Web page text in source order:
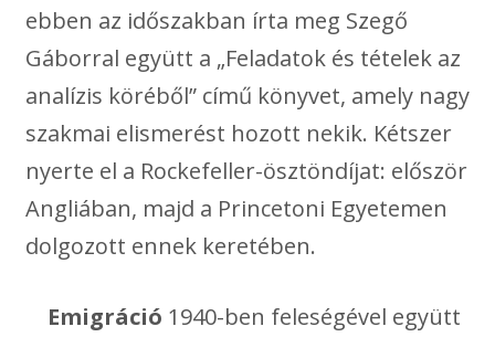
ebben az időszakban írta meg Szegő
Gáborral együtt a „Feladatok és tételek az
analízis köréből” című könyvet, amely nagy
szakmai elismerést hozott nekik. Kétszer
nyerte el a Rockefeller-ösztöndíjat: először
Angliában, majd a Princetoni Egyetemen
dolgozott ennek keretében.
Emigráció 1940-ben feleségével együtt